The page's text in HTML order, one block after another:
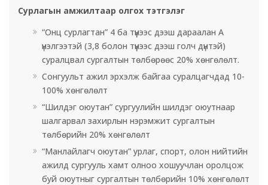
Сурлагын амжилтаар олгох тэтгэлэг
“Онц сурлагтан” 4 ба түүнээс дээш дараалан A
үнэлгээтэй (3,8 болон түүнээс дээш голч дүнтэй)
суралцвал сургалтын төлбөрөөс 20% хөнгөлөлт.
Сонгуульт ажил эрхэлж байгаа суралцагчдад 10-
100% хөнгөлөлт
“Шилдэг оюутан” сургуулийн шилдэг оюутнаар
шалгарвал захирлын нэрэмжит сургалтын
төлбөрийн 20% хөнгөлөлт
“Манлайлагч оюутан” урлаг, спорт, олон нийтийн
ажилд сургууль хамт олноо хошуучлан оролцож
буй оюутныг сургалтын төлбөрийн 10% хөнгөлөлт